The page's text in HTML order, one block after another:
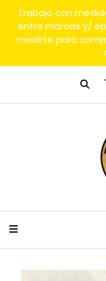
Trabajo con
entre marcas y/
medirte para